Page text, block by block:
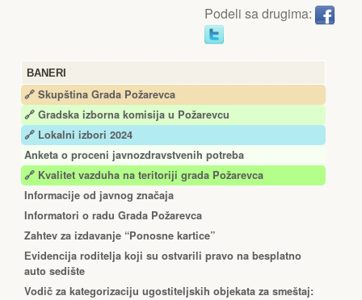
BANERI
🔗 Skupština Grada Požarevca
🔗 Gradska izborna komisija u Požarevcu
🔗 Lokalni izbori 2024
Anketa o proceni javnozdravstvenih potreba
🔗 Kvalitet vazduha na teritoriji grada Požarevca
Informacije od javnog značaja
Informatori o radu Grada Požarevca
Zahtev za izdavanje “Ponosne kartice”
Еvidencija roditelja koji su ostvarili pravo na besplatno
auto sedište
Vodič za kategorizaciju ugostiteljskih objekata za smeštaj:
Podeli sa drugima: